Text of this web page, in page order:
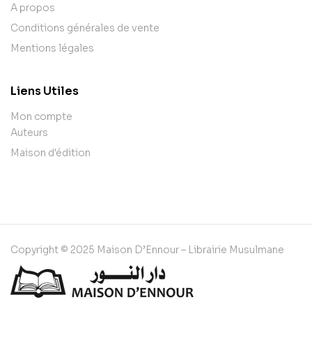
A propos
Conditions générales de vente
Mentions légales
Liens Utiles
Mon compte
Auteurs
Maison d'édition
Copyright © 2025 Maison D’Ennour – Librairie Musulmane